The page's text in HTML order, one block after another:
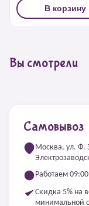
В корзину
Вы смотрели
Самовывоз
Москва, ул. Ф.
Работаем
Скидка 5% на
минимальной